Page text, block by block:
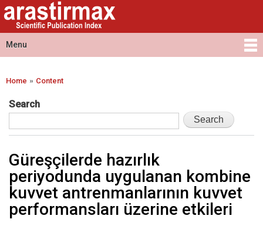
Skip to
main
content
Arastirmax
- Scientific
Publication
Index
Arastirmax
Scientific
Publication
Index
Menu
Main menu
You are here
Home » Content
Search
Güreşçilerde hazırlık
periyodunda uygulanan kombine
kuvvet antrenmanlarının kuvvet
performansları üzerine etkileri